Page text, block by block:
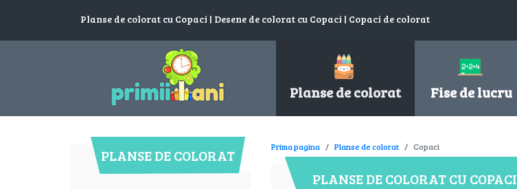
Planse de colorat cu Copaci | Desene de colorat cu Copaci | Copaci de colorat
Planse de colorat Fise de lucru
PLANSE DE COLORAT Prima pagina Planse de colorat Copaci
PLANSE DE COLORAT CU COPACI